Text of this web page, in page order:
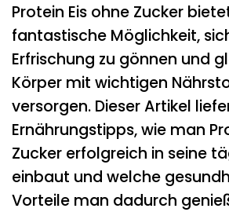
Protein Eis ohne Zucker
fantastische Möglichkeit,
Erfrischung zu gönnen und
Körper mit wichtigen
versorgen. Dieser Artikel
Ernährungstipps, wie man
Zucker erfolgreich in seine
einbaut und welche
Vorteile man dadurch